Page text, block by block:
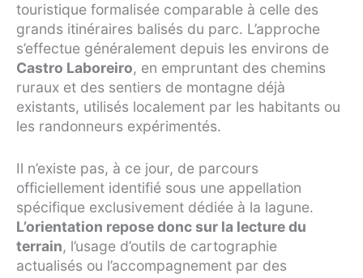
touristique formalisée comparable à celle des
grands itinéraires balisés du parc. L’approche
s’effectue généralement depuis les environs de
Castro Laboreiro, en empruntant des chemins
ruraux et des sentiers de montagne déjà
existants, utilisés localement par les habitants ou
les randonneurs expérimentés.
Il n’existe pas, à ce jour, de parcours
officiellement identifié sous une appellation
spécifique exclusivement dédiée à la lagune.
L’orientation repose donc sur la lecture du
terrain, l’usage d’outils de cartographie
actualisés ou l’accompagnement par des